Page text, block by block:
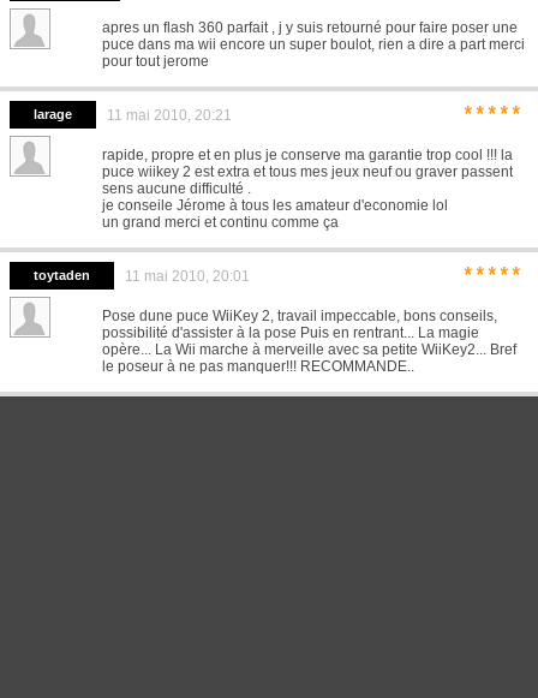
apres un flash 360 parfait , j y suis retourné pour faire poser une
puce dans ma wii encore un super boulot, rien a dire a part merci
pour tout jerome
larage 11 mai 2010, 20:21 *****
rapide, propre et en plus je conserve ma garantie trop cool !!! la
puce wiikey 2 est extra et tous mes jeux neuf ou graver passent
sens aucune difficulté .
je conseile Jérome à tous les amateur d'economie lol
un grand merci et continu comme ça
toytaden 11 mai 2010, 20:01 *****
Pose dune puce WiiKey 2, travail impeccable, bons conseils,
possibilité d'assister à la pose Puis en rentrant... La magie
opère... La Wii marche à merveille avec sa petite WiiKey2... Bref
le poseur à ne pas manquer!!! RECOMMANDE..